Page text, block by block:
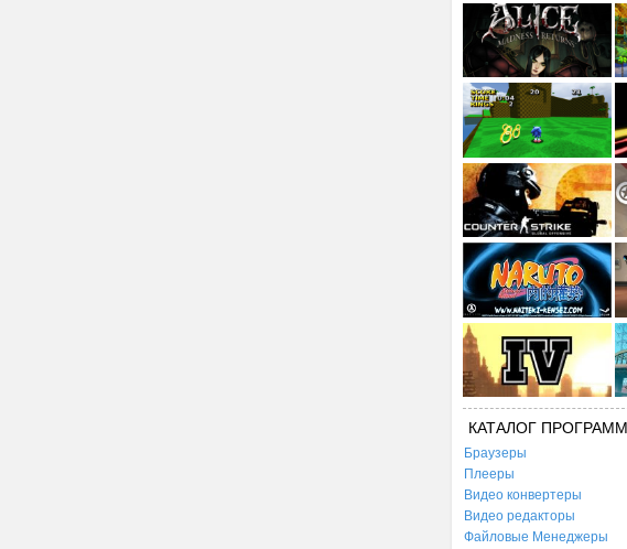
КАТАЛОГ ПРОГРАММ
Браузеры
Плееры
Видео конвертеры
Видео редакторы
Файловые Менеджеры